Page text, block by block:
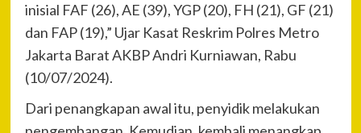
inisial FAF (26), AE (39), YGP (20), FH (21), GF (21)
dan FAP (19),” Ujar Kasat Reskrim Polres Metro
Jakarta Barat AKBP Andri Kurniawan, Rabu
(10/07/2024).
Dari penangkapan awal itu, penyidik melakukan